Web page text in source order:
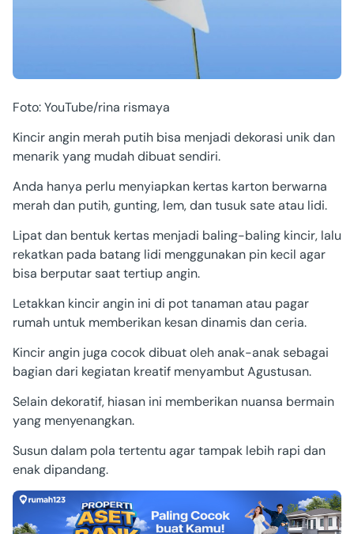
Foto: YouTube/rina rismaya
Kincir angin merah putih bisa menjadi dekorasi unik dan
menarik yang mudah dibuat sendiri.
Anda hanya perlu menyiapkan kertas karton berwarna
merah dan putih, gunting, lem, dan tusuk sate atau lidi.
Lipat dan bentuk kertas menjadi baling-baling kincir, lalu
rekatkan pada batang lidi menggunakan pin kecil agar
bisa berputar saat tertiup angin.
Letakkan kincir angin ini di pot tanaman atau pagar
rumah untuk memberikan kesan dinamis dan ceria.
Kincir angin juga cocok dibuat oleh anak-anak sebagai
bagian dari kegiatan kreatif menyambut Agustusan.
Selain dekoratif, hiasan ini memberikan nuansa bermain
yang menyenangkan.
Susun dalam pola tertentu agar tampak lebih rapi dan
enak dipandang.